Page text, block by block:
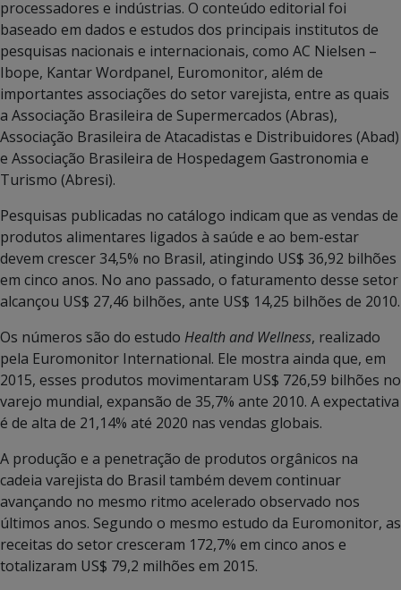
processadores e indústrias. O conteúdo editorial foi
baseado em dados e estudos dos principais institutos de
pesquisas nacionais e internacionais, como AC Nielsen –
Ibope, Kantar Wordpanel, Euromonitor, além de
importantes associações do setor varejista, entre as quais
a Associação Brasileira de Supermercados (Abras),
Associação Brasileira de Atacadistas e Distribuidores (Abad)
e Associação Brasileira de Hospedagem Gastronomia e
Turismo (Abresi).
Pesquisas publicadas no catálogo indicam que as vendas de
produtos alimentares ligados à saúde e ao bem-estar
devem crescer 34,5% no Brasil, atingindo US$ 36,92 bilhões
em cinco anos. No ano passado, o faturamento desse setor
alcançou US$ 27,46 bilhões, ante US$ 14,25 bilhões de 2010.
Os números são do estudo Health and Wellness, realizado
pela Euromonitor International. Ele mostra ainda que, em
2015, esses produtos movimentaram US$ 726,59 bilhões no
varejo mundial, expansão de 35,7% ante 2010. A expectativa
é de alta de 21,14% até 2020 nas vendas globais.
A produção e a penetração de produtos orgânicos na
cadeia varejista do Brasil também devem continuar
avançando no mesmo ritmo acelerado observado nos
últimos anos. Segundo o mesmo estudo da Euromonitor, as
receitas do setor cresceram 172,7% em cinco anos e
totalizaram US$ 79,2 milhões em 2015.